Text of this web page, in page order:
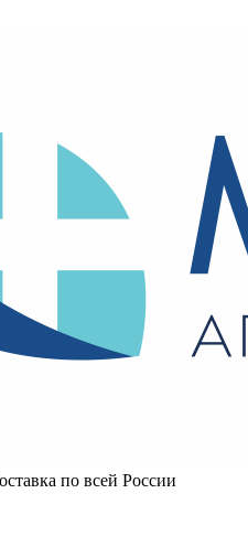
по всей России